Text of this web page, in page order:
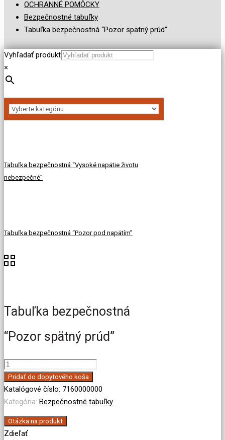
OCHRANNÉ POMÔCKY
Bezpečnostné tabuľky
Tabuľka bezpečnostná “Pozor spätný prúd”
Vyhľadať produkt
×
Tabuľka bezpečnostná “Vysoké napätie životu
nebezpečné”
Tabuľka bezpečnostná “Pozor pod napätím”
Tabuľka bezpečnostná
“Pozor spätný prúd”
množstvo
Tabuľka
bezpečnostná
"Pozor
spätný
prúd"
Pridať do dopytového koša
Katalógové číslo: 7160000000
Kategória: Bezpečnostné tabuľky
Otázka na produkt
Zdieľať